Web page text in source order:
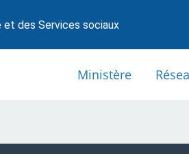
des Services sociaux
Ministère